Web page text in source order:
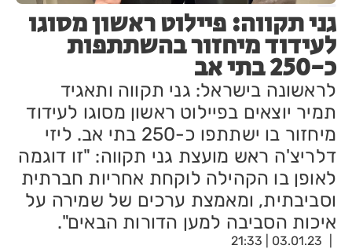
גני תקווה: פיילוט ראשון מסוגו
לעידוד מיחזור בהשתתפות
כ-250 בתי אב
לראשונה בישראל: גני תקווה ותאגיד
תמיר יוצאים בפיילוט ראשון מסוגו לעידוד
מיחזור בו ישתתפו כ-250 בתי אב. ליזי
דלריצ'ה ראש מועצת גני תקווה: "זו דוגמה
לאופן בו הקהילה לוקחת אחריות חברתית
וסביבתית, ומאמצת ערכים של שמירה על
איכות הסביבה למען הדורות הבאים".
03.01.23 | 21:33